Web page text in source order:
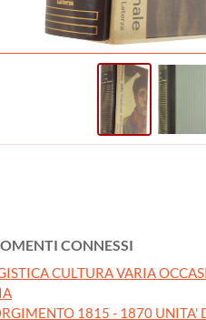
CONNESSI
CULTURA VARIA
1815 - 1870 UNITA'